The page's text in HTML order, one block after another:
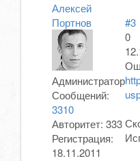
Алексей
Портнов
Администратор
Сообщений:
3310
Авторитет: 333
Регистрация:
18.11.2011
#3
0